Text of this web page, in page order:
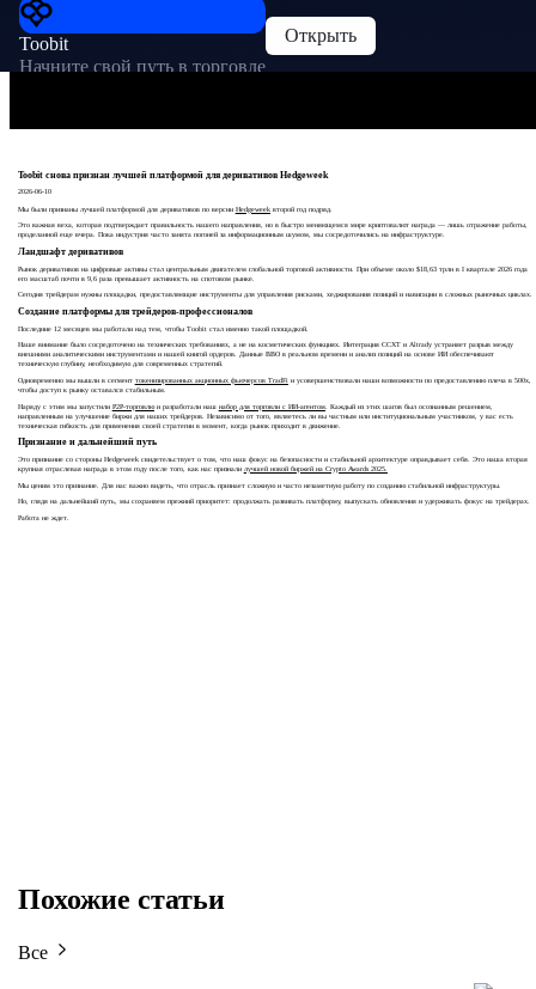
Toobit
Начните свой путь в торговле
Открыть
Toobit снова признан лучшей платформой для деривативов Hedgeweek
2026-06-10
Мы были признаны лучшей платформой для деривативов по версии Hedgeweekвторой год подряд.
Это важная веха, которая подтверждает правильность нашего направления, но в быстро меняющемся мире криптовалют награда — лишь отражение работы,
проделанной еще вчера. Пока индустрия часто занята погоней за информационным шумом, мы сосредоточились на инфраструктуре.
Ландшафт деривативов
Рынок деривативов на цифровые активы стал центральным двигателем глобальной торговой активности. При объеме около $18,63 трлн в I квартале 2026 года
его масштаб почти в 9,6 раза превышает активность на спотовом рынке.
Сегодня трейдерам нужны площадки, предоставляющие инструменты для управления рисками, хеджирования позиций и навигации в сложных рыночных циклах.
Создание платформы для трейдеров-профессионалов
Последние 12 месяцев мы работали над тем, чтобы Toobit стал именно такой площадкой.
Наше внимание было сосредоточено на технических требованиях, а не на косметических функциях. Интеграция CCXT и Altrady устраняет разрыв между
внешними аналитическими инструментами и нашей книгой ордеров. Данные BBO в реальном времени и анализ позиций на основе ИИ обеспечивают
техническую глубину, необходимую для современных стратегий.
Одновременно мы вышли в сегмент токенизированных акционных фьючерсов TradFi и усовершенствовали наши возможности по предоставлению плеча в 500x,
чтобы доступ к рынку оставался стабильным.
Наряду с этим мы запустили P2P-торговлюи разработали наш набор для торговли с ИИ-агентом. Каждый из этих шагов был осознанным решением,
направленным на улучшение биржи для наших трейдеров. Независимо от того, являетесь ли вы частным или институциональным участником, у вас есть
техническая гибкость для применения своей стратегии в момент, когда рынок приходит в движение.
Признание и дальнейший путь
Это признание со стороны Hedgeweek свидетельствует о том, что наш фокус на безопасности и стабильной архитектуре оправдывает себя. Это наша вторая
крупная отраслевая награда в этом году после того, как нас признали лучшей новой биржей на Crypto Awards 2025.
Мы ценим это признание. Для нас важно видеть, что отрасль признает сложную и часто незаметную работу по созданию стабильной инфраструктуры.
Но, глядя на дальнейший путь, мы сохраняем прежний приоритет: продолжать развивать платформу, выпускать обновления и удерживать фокус на трейдерах.
Работа не ждет.
Похожие статьи
Все